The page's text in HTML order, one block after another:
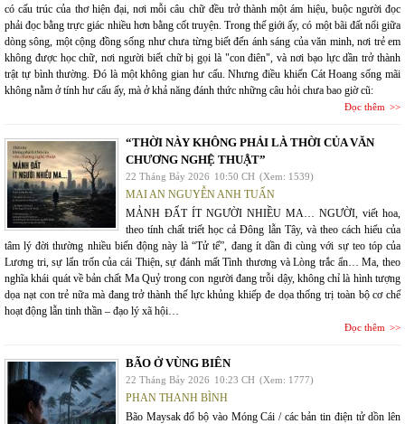
có cấu trúc của thơ hiện đại, nơi mỗi câu chữ đều trở thành một ám hiệu, buộc người đọc
phải đọc bằng trực giác nhiều hơn bằng cốt truyện. Trong thế giới ấy, có một bãi đất nổi giữa
dòng sông, một cộng đồng sống như chưa từng biết đến ánh sáng của văn minh, nơi trẻ em
không được học chữ, nơi người biết chữ bị gọi là "con điên", và nơi bạo lực dần trở thành
trật tự bình thường. Đó là một không gian hư cấu. Nhưng điều khiến Cát Hoang sống mãi
không nằm ở tính hư cấu ấy, mà ở khả năng đánh thức những câu hỏi chưa bao giờ cũ:
Đọc thêm
“THỜI NÀY KHÔNG PHẢI LÀ THỜI CỦA VĂN
CHƯƠNG NGHỆ THUẬT”
22 Tháng Bảy 2026 10:50 CH (Xem: 1539)
MAI AN NGUYỄN ANH TUẤN
MẢNH ĐẤT ÍT NGƯỜI NHIỀU MA… NGƯỜI, viết hoa,
theo tính chất triết học cả Đông lẫn Tây, và theo cách hiểu của
tâm lý đời thường nhiều biến động này là “Tử tế”, đang ít dần đi cùng với sự teo tóp của
Lương tri, sự lẩn trốn của cái Thiện, sự đánh mất Tình thương và Lòng trắc ẩn… Ma, theo
nghĩa khái quát về bản chất Ma Quỷ trong con người đang trỗi dậy, không chỉ là hình tượng
dọa nạt con trẻ nữa mà đang trở thành thế lực khủng khiếp đe dọa thống trị toàn bộ cơ chế
hoạt động lẫn tinh thần – đạo lý xã hội…
Đọc thêm
BÃO Ở VÙNG BIÊN
22 Tháng Bảy 2026 10:23 CH (Xem: 1777)
PHAN THANH BÌNH
Bão Maysak đổ bộ vào Móng Cái / các bản tin điện tử dồn lên